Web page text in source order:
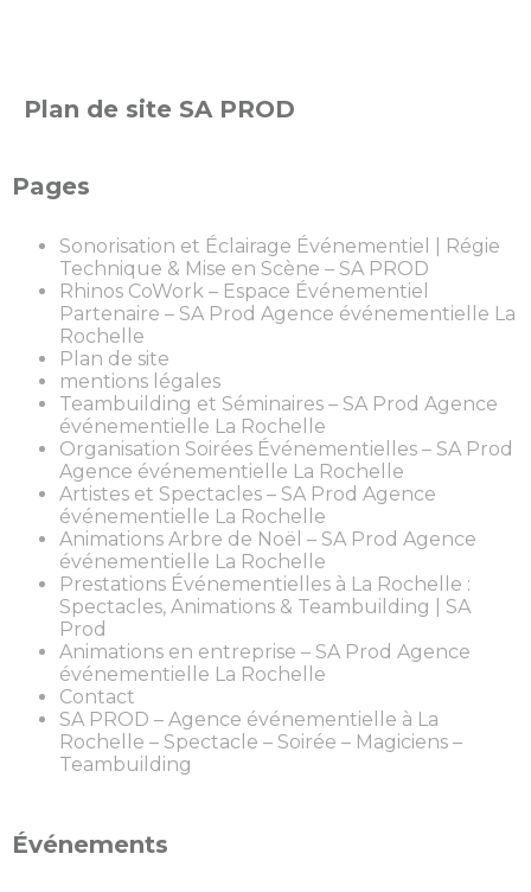
Plan de site SA PROD
Pages
Sonorisation et Éclairage Événementiel | Régie
Technique & Mise en Scène – SA PROD
Rhinos CoWork – Espace Événementiel
Partenaire – SA Prod Agence événementielle La
Rochelle
Plan de site
mentions légales
Teambuilding et Séminaires – SA Prod Agence
événementielle La Rochelle
Organisation Soirées Événementielles – SA Prod
Agence événementielle La Rochelle
Artistes et Spectacles – SA Prod Agence
événementielle La Rochelle
Animations Arbre de Noël – SA Prod Agence
événementielle La Rochelle
Prestations Événementielles à La Rochelle :
Spectacles, Animations & Teambuilding | SA
Prod
Animations en entreprise – SA Prod Agence
événementielle La Rochelle
Contact
SA PROD – Agence événementielle à La
Rochelle – Spectacle – Soirée – Magiciens –
Teambuilding
Événements